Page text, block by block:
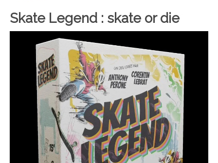
Skate Legend : skate or die